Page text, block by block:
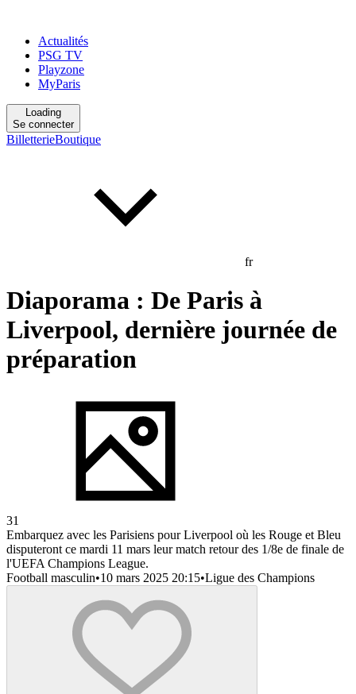
Actualités
PSG TV
Playzone
MyParis
Loading
Se connecter
BilletterieBoutique
fr
Diaporama : De Paris à
Liverpool, dernière journée de
préparation
31
Embarquez avec les Parisiens pour Liverpool où les Rouge et Bleu
disputeront ce mardi 11 mars leur match retour des 1/8e de finale de
l'UEFA Champions League.
Football masculin•10 mars 2025 20:15•Ligue des Champions